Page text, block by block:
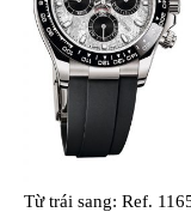
Từ trái sang: Ref.